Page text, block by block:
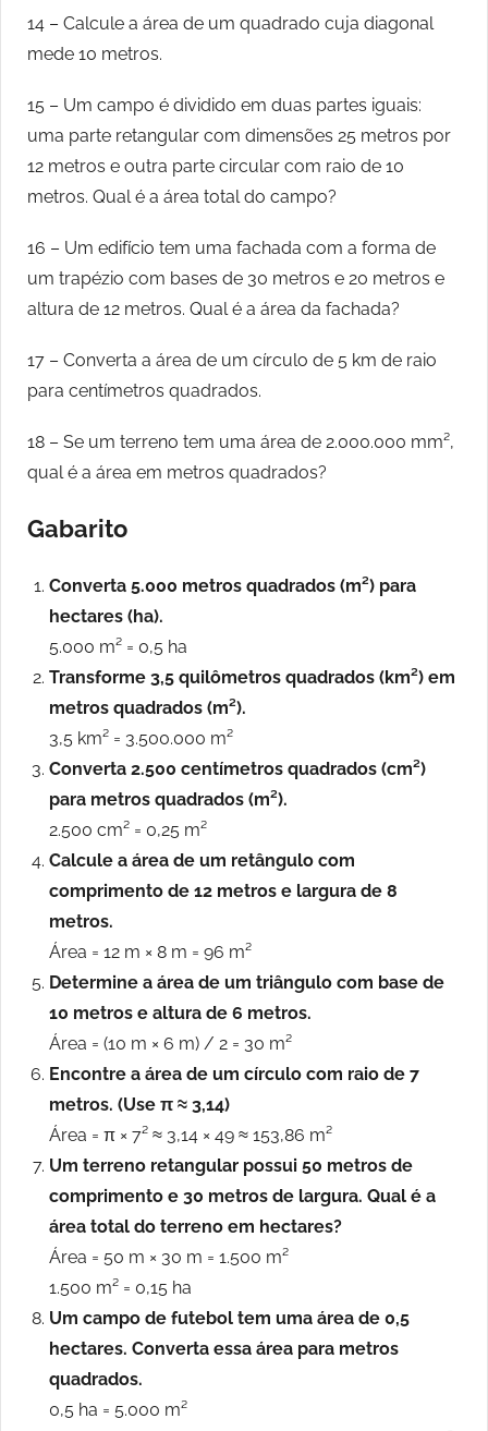
14 – Calcule a área de um quadrado cuja diagonal
mede 10 metros.
15 – Um campo é dividido em duas partes iguais:
uma parte retangular com dimensões 25 metros por
12 metros e outra parte circular com raio de 10
metros. Qual é a área total do campo?
16 – Um edifício tem uma fachada com a forma de
um trapézio com bases de 30 metros e 20 metros e
altura de 12 metros. Qual é a área da fachada?
17 – Converta a área de um círculo de 5 km de raio
para centímetros quadrados.
18 – Se um terreno tem uma área de 2.000.000 mm²,
qual é a área em metros quadrados?
Gabarito
Converta 5.000 metros quadrados (m²) para
hectares (ha).
5.000 m² = 0,5 ha
Transforme 3,5 quilômetros quadrados (km²) em
metros quadrados (m²).
3,5 km² = 3.500.000 m²
Converta 2.500 centímetros quadrados (cm²)
para metros quadrados (m²).
2.500 cm² = 0,25 m²
Calcule a área de um retângulo com
comprimento de 12 metros e largura de 8
metros.
Área = 12 m × 8 m = 96 m²
Determine a área de um triângulo com base de
10 metros e altura de 6 metros.
Área = (10 m × 6 m) / 2 = 30 m²
Encontre a área de um círculo com raio de 7
metros. (Use π ≈ 3,14)
Área = π × 7² ≈ 3,14 × 49 ≈ 153,86 m²
Um terreno retangular possui 50 metros de
comprimento e 30 metros de largura. Qual é a
área total do terreno em hectares?
Área = 50 m × 30 m = 1.500 m²
1.500 m² = 0,15 ha
Um campo de futebol tem uma área de 0,5
hectares. Converta essa área para metros
quadrados.
0,5 ha = 5.000 m²